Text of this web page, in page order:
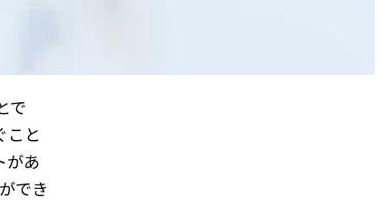
で
こと
があ
でき